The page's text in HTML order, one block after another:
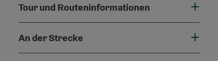
Tour und Routeninformationen
An der Strecke